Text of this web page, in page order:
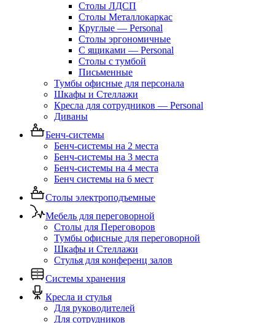
Столы ЛДСП
Столы Металлокаркас
Круглые — Personal
Столы эргономичные
С ящиками — Personal
Столы с тумбой
Письменные
Тумбы офисные для персонала
Шкафы и Стеллажи
Кресла для сотрудников — Personal
Диваны
Бенч-системы
Бенч-системы на 2 места
Бенч-системы на 3 места
Бенч-системы на 4 места
Бенч системы на 6 мест
Столы электроподъемные
Мебель для переговорной
Столы для Переговоров
Тумбы офисные для переговорной
Шкафы и Стеллажи
Стулья для конференц залов
Системы хранения
Кресла и стулья
Для руководителей
Для сотрудников